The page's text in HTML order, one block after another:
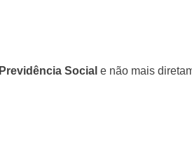
Previdência Social e não mais